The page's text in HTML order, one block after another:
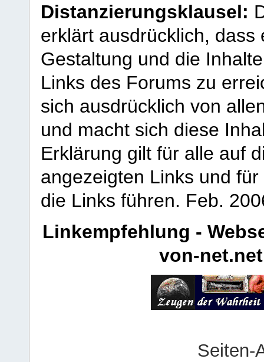
Distanzierungsklausel:
erklärt ausdrücklich,
Gestaltung und die
Links des Forums zu
sich ausdrücklich von
und macht sich diese
Erklärung gilt für alle auf
angezeigten Links und
die Links führen. Feb.
Linkempfehlung -
von-net.net
Seiten-